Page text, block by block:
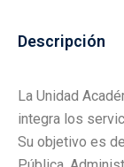
Descripción
La Unidad
integra los
Su objetivo es